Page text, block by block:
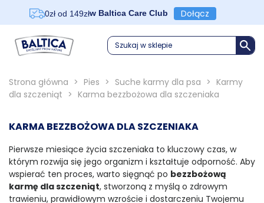
0zł od 149złw Baltica Care Club Dołącz
Szukaj w sklepie
Strona główna > Pies > Suche karmy dla psa > Karmy
dla szczeniąt > Karma bezzbożowa dla szczeniaka
KARMA BEZZBOŻOWA DLA SZCZENIAKA
Pierwsze miesiące życia szczeniaka to kluczowy czas, w
którym rozwija się jego organizm i kształtuje odporność. Aby
wspierać ten proces, warto sięgnąć po bezzbożową
karmę dla szczeniąt, stworzoną z myślą o zdrowym
trawieniu, prawidłowym wzroście i dostarczeniu Twojemu